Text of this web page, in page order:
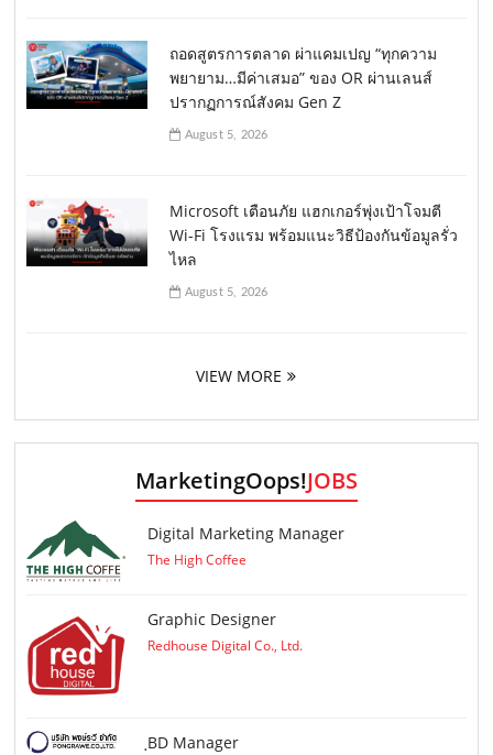
ถอดสูตรการตลาด ผ่าแคมเปญ “ทุกความ
พยายาม…มีค่าเสมอ” ของ OR ผ่านเลนส์
ปรากฏการณ์สังคม Gen Z
August 5, 2026
Microsoft เตือนภัย แฮกเกอร์พุ่งเป้าโจมตี
Wi-Fi โรงแรม พร้อมแนะวิธีป้องกันข้อมูลรั่ว
ไหล
August 5, 2026
VIEW MORE
MarketingOops!JOBS
Digital Marketing Manager
The High Coffee
Graphic Designer
Redhouse Digital Co., Ltd.
ฺBD Manager